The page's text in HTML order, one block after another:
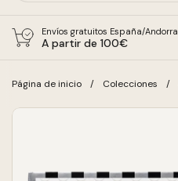
Envíos gratuitos España/Andorra
A partir de 100€
Página de inicio / Colecciones /